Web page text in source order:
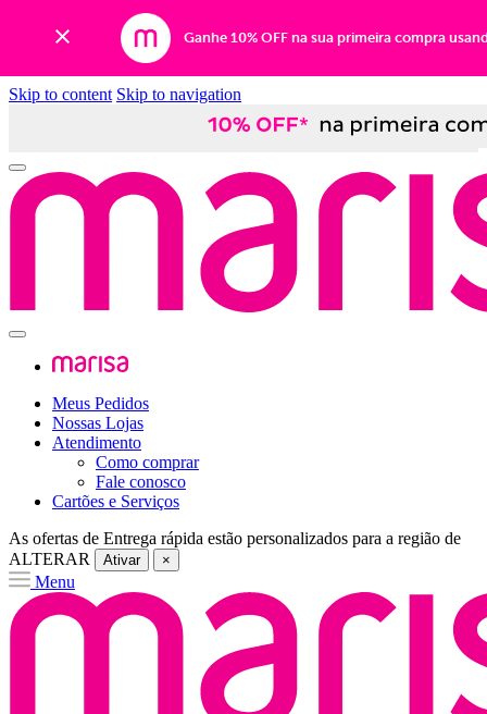
Ganhe 10% OFF na sua primeira compra
Skip to content Skip to navigation
Meus Pedidos
Nossas Lojas
Atendimento
Como comprar
Fale conosco
Cartões e Serviços
As ofertas de Entrega rápida estão personalizados para a região de
ALTERAR
Ativar ×
Menu